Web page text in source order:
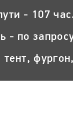
- 107
- по
тент,